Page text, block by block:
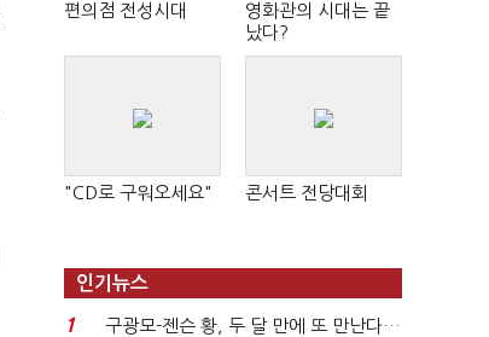
편의점 전성시대
영화관의 시대는 끝
났다?
"CD로 구워오세요" 콘서트 전당대회
인기뉴스
1
구광모-젠슨 황, 두 달 만에 또 만난다…